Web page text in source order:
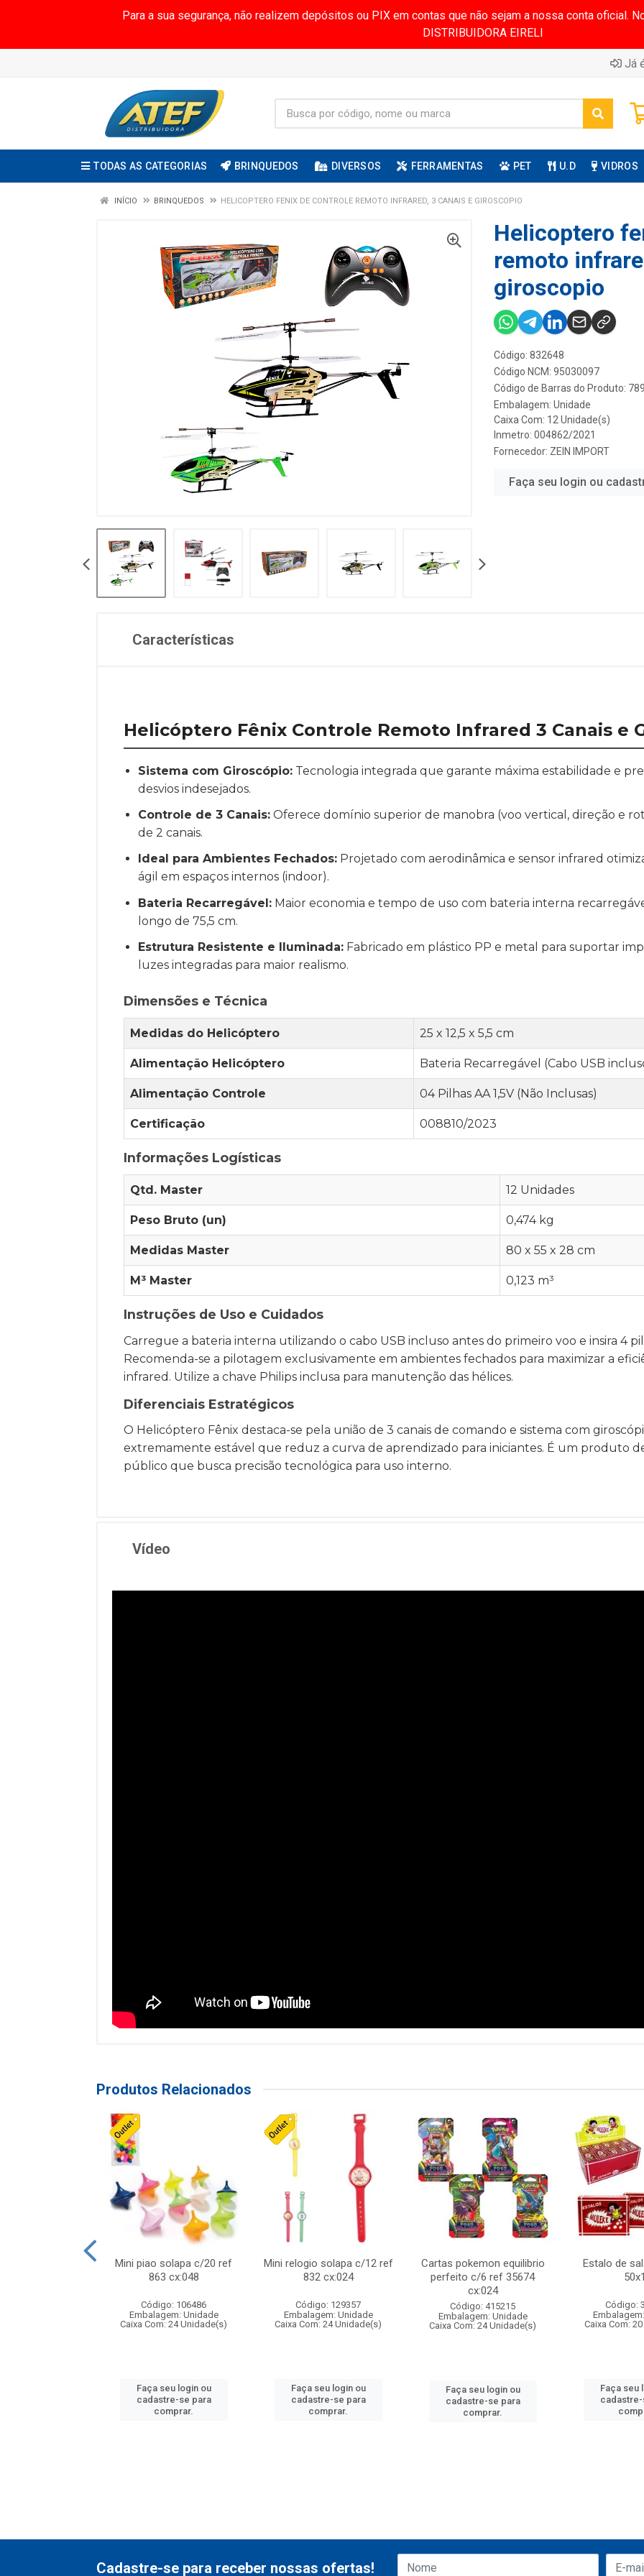
Para a sua segurança, não realizem depósitos ou PIX em contas que não sejam a nossa conta oficial.
DISTRIBUIDORA EIRELI
Já
TODAS AS CATEGORIAS BRINQUEDOS DIVERSOS FERRAMENTAS PET U.D VIDROS
INÍCIO BRINQUEDOS HELICOPTERO FENIX DE CONTROLE REMOTO INFRARED, 3 CANAIS E GIROSCOPIO
Helicoptero
remoto
giroscopio
Código: 832648
Código NCM: 95030097
Código de Barras do Produto:
Embalagem: Unidade
Caixa Com: 12 Unidade(s)
Inmetro: 004862/2021
Fornecedor: ZEIN IMPORT
Faça seu login ou
Características
Helicóptero Fênix Controle Remoto Infrared 3 Canais e
Sistema com Giroscópio: Tecnologia integrada que garante máxima estabilidade e
desvios indesejados.
Controle de 3 Canais: Oferece domínio superior de manobra (voo vertical, direção e
de 2 canais.
Ideal para Ambientes Fechados: Projetado com aerodinâmica e sensor infrared
ágil em espaços internos (indoor).
Bateria Recarregável: Maior economia e tempo de uso com bateria interna
longo de 75,5 cm.
Estrutura Resistente e Iluminada: Fabricado em plástico PP e metal para suportar
luzes integradas para maior realismo.
Dimensões e Técnica
Medidas do Helicóptero 25 x 12,5 x 5,5 cm
Alimentação Helicóptero Bateria Recarregável (Cabo USB
Alimentação Controle 04 Pilhas AA 1,5V (Não Inclusas)
Certificação 008810/2023
Informações Logísticas
Qtd. Master 12 Unidades
Peso Bruto (un) 0,474 kg
Medidas Master 80 x 55 x 28 cm
M³ Master 0,123 m³
Instruções de Uso e Cuidados
Carregue a bateria interna utilizando o cabo USB incluso antes do primeiro voo e insira 4
Recomenda-se a pilotagem exclusivamente em ambientes fechados para maximizar a
infrared. Utilize a chave Philips inclusa para manutenção das hélices.
Diferenciais Estratégicos
O Helicóptero Fênix destaca-se pela união de 3 canais de comando e sistema com
extremamente estável que reduz a curva de aprendizado para iniciantes. É um produto
público que busca precisão tecnológica para uso interno.
Vídeo
Produtos Relacionados
Mini piao solapa c/20 ref
863 cx:048
Código: 106486
Embalagem: Unidade
Caixa Com: 24 Unidade(s)
Faça seu login ou
cadastre-se para
comprar.
Mini relogio solapa c/12 ref
832 cx:024
Código: 129357
Embalagem: Unidade
Caixa Com: 24 Unidade(s)
Faça seu login ou
cadastre-se para
comprar.
Cartas pokemon equilibrio
perfeito c/6 ref 35674
cx:024
Código: 415215
Embalagem: Unidade
Caixa Com: 24 Unidade(s)
Faça seu login ou
cadastre-se para
comprar.
Estalo de
Código:
Caixa Com:
Faça seu
Cadastre-se para receber nossas ofertas!